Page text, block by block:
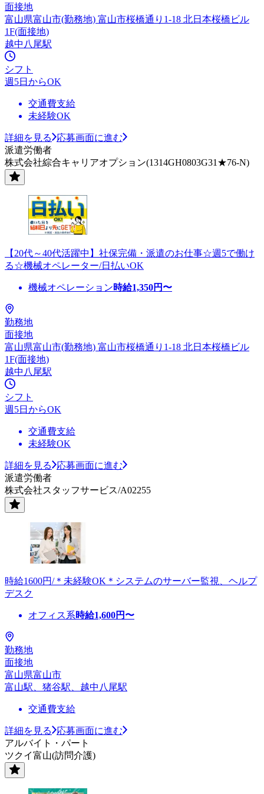
面接地
富山県富山市(勤務地) 富山市桜橋通り1-18 北日本桜橋ビル
1F(面接地)
越中八尾駅
シフト
週5日からOK
交通費支給
未経験OK
詳細を見る
応募画面に進む
派遣労働者
株式会社綜合キャリアオプション(1314GH0803G31★76-N)
【20代～40代活躍中】社保完備・派遣のお仕事☆週5で働け
る☆機械オペレーター/日払いOK
機械オペレーション時給1,350円〜
勤務地
面接地
富山県富山市(勤務地) 富山市桜橋通り1-18 北日本桜橋ビル
1F(面接地)
越中八尾駅
シフト
週5日からOK
交通費支給
未経験OK
詳細を見る
応募画面に進む
派遣労働者
株式会社スタッフサービス/A02255
時給1600円/＊未経験OK＊システムのサーバー監視、ヘルプ
デスク
オフィス系時給1,600円〜
勤務地
面接地
富山県富山市
富山駅、猪谷駅、越中八尾駅
交通費支給
詳細を見る
応募画面に進む
アルバイト・パート
ツクイ富山(訪問介護)